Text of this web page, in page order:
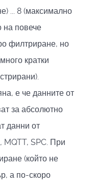
... 8 (максимално
на повече
филтриране, но
кратки
е че данните от
за абсолютно
данни от
SPC. При
(който не
а по-скоро